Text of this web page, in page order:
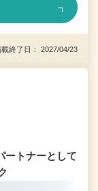
終了日： 2027/04/23
ートナーとして